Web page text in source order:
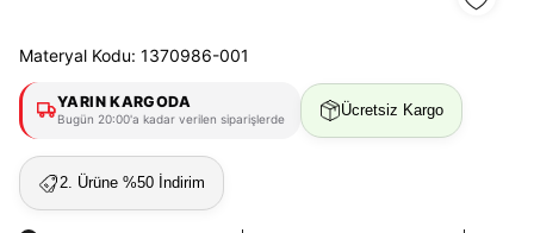
Materyal Kodu: 1370986-001
YARIN KARGODA
Bugün 20:00'a kadar verilen siparişlerde Ücretsiz Kargo
2. Ürüne %50 İndirim
E-posta
Şifre